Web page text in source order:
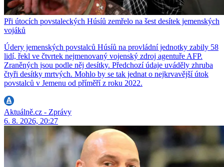
Při útocích povstaleckých Húsíů zemřelo na šest desítek jemenských
vojáků
Údery jemenských povstalců Húsíů na provládní jednotky zabily 58
lidí, řekl ve čtvrtek nejmenovaný vojenský zdroj agentuře AFP.
Zraněných jsou podle něj desítky. Předchozí údaje uváděly zhruba
čtyři desítky mrtvých. Mohlo by se tak jednat o nejkrvavější útok
povstalců v Jemenu od příměří z roku 2022.
Aktuálně.cz - Zprávy
6. 8. 2026, 20:27